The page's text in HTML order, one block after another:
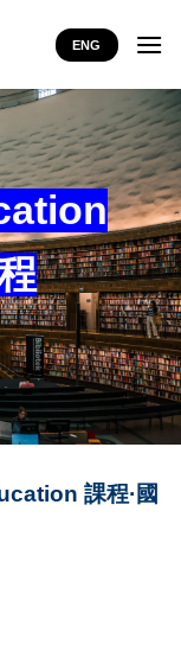
ENG
課程·國